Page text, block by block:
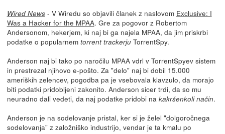
Wired News- V Wiredu so objavili članek z naslovom Exclusive: I
Was a Hacker for the MPAA. Gre za pogovor z Robertom
Andersonom, hekerjem, ki naj bi ga najela MPAA, da jim priskrbi
podatke o popularnem torrent trackerjuTorrentSpy.
Anderson naj bi tako po naročilu MPAA vdrl v TorrentSpyev sistem
in prestrezal njihovo e-pošto. Za "delo" naj bi dobil 15.000
ameriških zelencev, pogodba pa je vsebovala klavzulo, da morajo
biti podatki pridobljeni zakonito. Anderson sicer trdi, da so mu
neuradno dali vedeti, da naj podatke pridobi na kakršenkoli način.
Anderson je na sodelovanje pristal, ker si je želel "dolgoročnega
sodelovanja" z založniško industrijo, vendar je ta kmalu po